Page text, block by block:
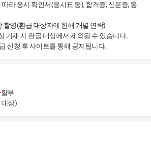
라 응시 확인서(응시표 등), 합격증, 신분증, 통
영(환급 대상자에 한해 개별 연락)
기재 시 환급 대상에서 제외될 수 있습니다.
신청 후 사이트를 통해 공지됩니다.
할부
대상)